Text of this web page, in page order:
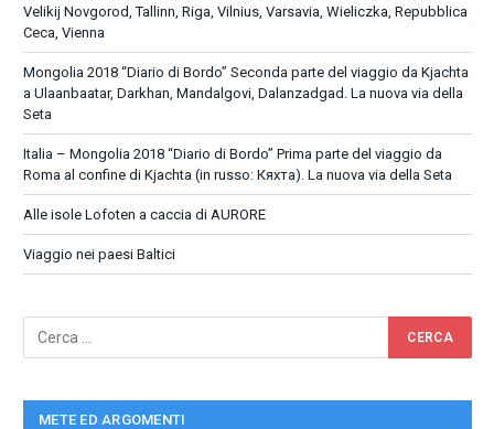
Velikij Novgorod, Tallinn, Riga, Vilnius, Varsavia, Wieliczka, Repubblica
Ceca, Vienna
Mongolia 2018 “Diario di Bordo” Seconda parte del viaggio da Kjachta
a Ulaanbaatar, Darkhan, Mandalgovi, Dalanzadgad. La nuova via della
Seta
Italia – Mongolia 2018 “Diario di Bordo” Prima parte del viaggio da
Roma al confine di Kjachta (in russo: Кяхта). La nuova via della Seta
Alle isole Lofoten a caccia di AURORE
Viaggio nei paesi Baltici
METE ED ARGOMENTI